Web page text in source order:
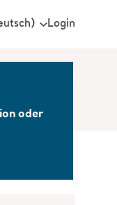
oder
Login